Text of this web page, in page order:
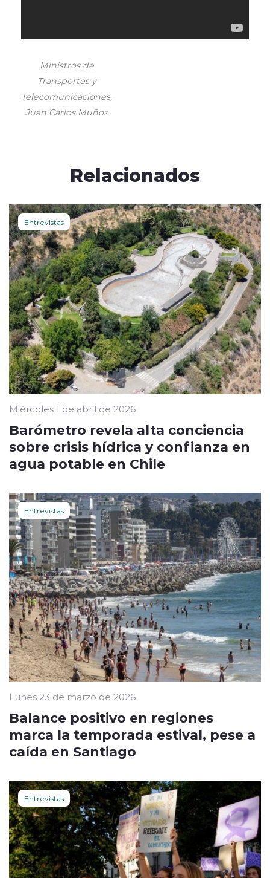
Ministros de
Transportes y
Telecomunicaciones,
Juan Carlos Muñoz
Relacionados
Entrevistas
Miércoles 1 de abril de 2026
Barómetro revela alta conciencia
sobre crisis hídrica y confianza en
agua potable en Chile
Entrevistas
Lunes 23 de marzo de 2026
Balance positivo en regiones
marca la temporada estival, pese a
caída en Santiago
Entrevistas